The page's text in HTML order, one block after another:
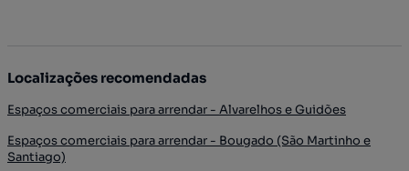
Localizações recomendadas
Espaços comerciais para arrendar - Alvarelhos e Guidões
Espaços comerciais para arrendar - Bougado (São Martinho e
Santiago)